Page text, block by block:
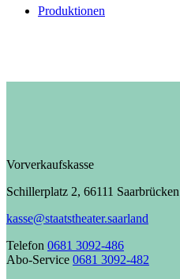
Produktionen
Vorverkaufskasse
Schillerplatz 2, 66111 Saarbrücken
kasse@staatstheater.saarland
Telefon 0681 3092-486
Abo-Service 0681 3092-482